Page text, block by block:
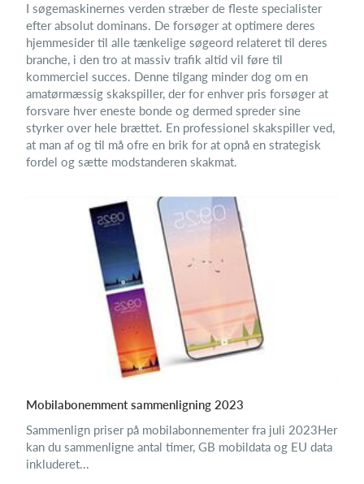
I søgemaskinernes verden stræber de fleste specialister
efter absolut dominans. De forsøger at optimere deres
hjemmesider til alle tænkelige søgeord relateret til deres
branche, i den tro at massiv trafik altid vil føre til
kommerciel succes. Denne tilgang minder dog om en
amatørmæssig skakspiller, der for enhver pris forsøger at
forsvare hver eneste bonde og dermed spreder sine
styrker over hele brættet. En professionel skakspiller ved,
at man af og til må ofre en brik for at opnå en strategisk
fordel og sætte modstanderen skakmat.
Mobilabonemment sammenligning 2023
Sammenlign priser på mobilabonnementer fra juli 2023Her
kan du sammenligne antal timer, GB mobildata og EU data
inkluderet...